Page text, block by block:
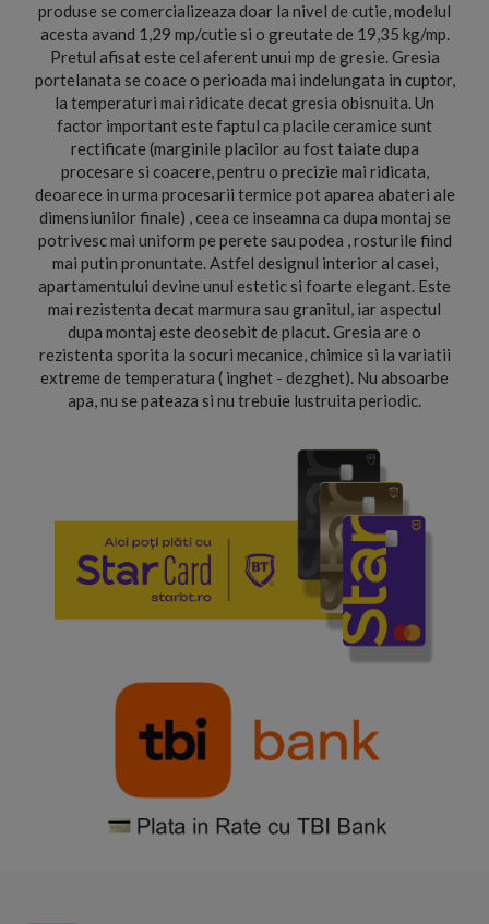
produse se comercializeaza doar la nivel de cutie, modelul
acesta avand 1,29 mp/cutie si o greutate de 19,35 kg/mp.
Pretul afisat este cel aferent unui mp de gresie. Gresia
portelanata se coace o perioada mai indelungata in cuptor,
la temperaturi mai ridicate decat gresia obisnuita. Un
factor important este faptul ca placile ceramice sunt
rectificate (marginile placilor au fost taiate dupa
procesare si coacere, pentru o precizie mai ridicata,
deoarece in urma procesarii termice pot aparea abateri ale
dimensiunilor finale) , ceea ce inseamna ca dupa montaj se
potrivesc mai uniform pe perete sau podea , rosturile fiind
mai putin pronuntate. Astfel designul interior al casei,
apartamentului devine unul estetic si foarte elegant. Este
mai rezistenta decat marmura sau granitul, iar aspectul
dupa montaj este deosebit de placut. Gresia are o
rezistenta sporita la socuri mecanice, chimice si la variatii
extreme de temperatura ( inghet - dezghet). Nu absoarbe
apa, nu se pateaza si nu trebuie lustruita periodic.